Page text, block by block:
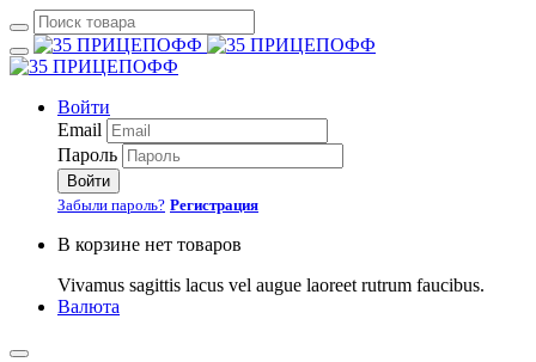
Войти
Email
Пароль
Войти
Забыли пароль? Регистрация
В корзине нет товаров
Vivamus sagittis lacus vel augue laoreet rutrum faucibus.
Валюта